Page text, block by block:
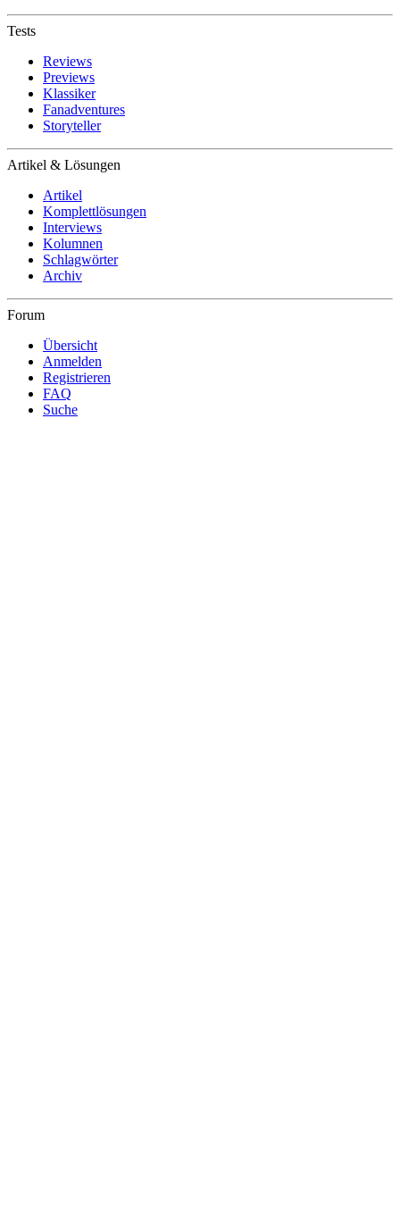
Tests
Reviews
Previews
Klassiker
Fanadventures
Storyteller
Artikel & Lösungen
Artikel
Komplettlösungen
Interviews
Kolumnen
Schlagwörter
Archiv
Forum
Übersicht
Anmelden
Registrieren
FAQ
Suche